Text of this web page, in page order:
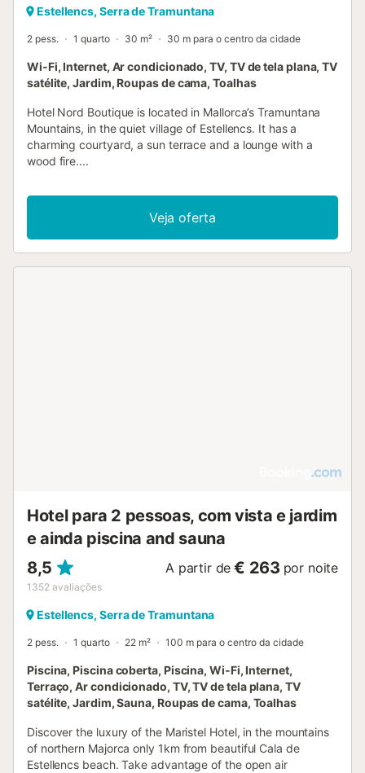
Estellencs, Serra de Tramuntana
2 pess. 1 quarto 30 m² 30 m para o centro da cidade
Wi-Fi, Internet, Ar condicionado, TV, TV de tela plana, TV
satélite, Jardim, Roupas de cama, Toalhas
Hotel Nord Boutique is located in Mallorca’s Tramuntana
Mountains, in the quiet village of Estellencs. It has a
charming courtyard, a sun terrace and a lounge with a
wood fire....
Veja oferta
Hotel para 2 pessoas, com vista e jardim
e ainda piscina and sauna
8,5
1352 avaliações
A partir de € 263 por noite
Estellencs, Serra de Tramuntana
2 pess. 1 quarto 22 m² 100 m para o centro da cidade
Piscina, Piscina coberta, Piscina, Wi-Fi, Internet,
Terraço, Ar condicionado, TV, TV de tela plana, TV
satélite, Jardim, Sauna, Roupas de cama, Toalhas
Discover the luxury of the Maristel Hotel, in the mountains
of northern Majorca only 1km from beautiful Cala de
Estellencs beach. Take advantage of the open air